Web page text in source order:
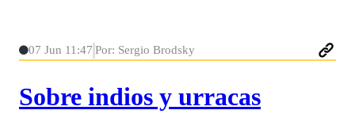
07 Jun 11:47 Por: Sergio Brodsky
Sobre indios y urracas